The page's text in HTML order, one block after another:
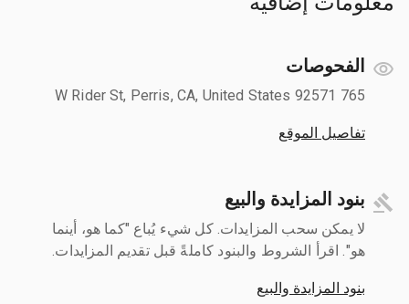
الفحوصات
765 W Rider St, Perris, CA, United States 92571
تفاصيل الموقع
بنود المزايدة والبيع
لا يمكن سحب المزايدات. كل شيء يُباع "كما هو، أينما
هو". اقرأ الشروط والبنود كاملةً قبل تقديم المزايدات.
بنود المزايدة والبيع